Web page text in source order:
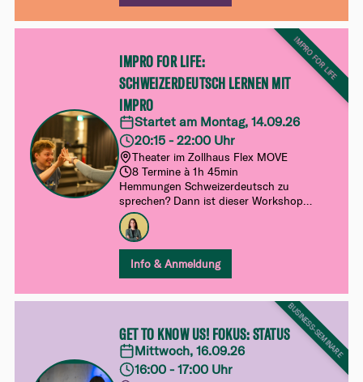
IMPRO FOR LIFE
IMPRO FOR LIFE:
SCHWEIZERDEUTSCH LERNEN MIT
IMPRO
Startet am Montag, 14.09.26
20:15 - 22:00 Uhr
Theater im Zollhaus Flex MOVE
8 Termine à 1h 45min
Hemmungen Schweizerdeutsch zu
sprechen? Dann ist dieser Workshop
genau das Richtige, um Schwiizerdütsch
spielerisch zu lernen!
Info & Anmeldung
BUSINESS-SEMINARE
GET TO KNOW US! FOKUS: STATUS
Mittwoch, 16.09.26
16:00 - 17:00 Uhr